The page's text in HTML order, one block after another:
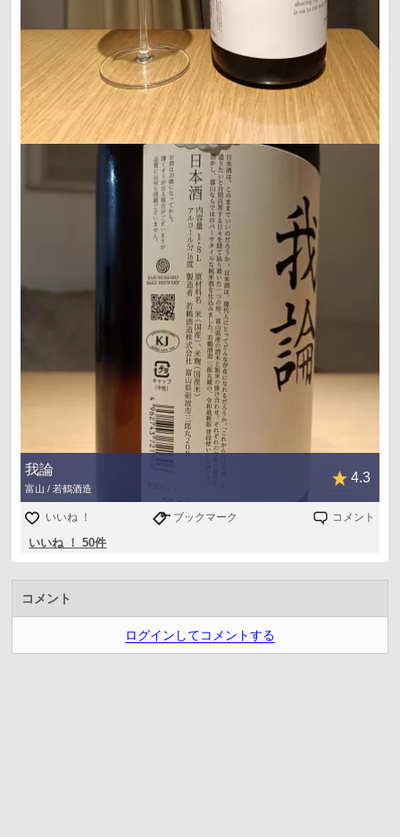
我論
富山 / 若鶴酒造
4.3
いいね ！ ブックマーク コメント
いいね ！ 50件
コメント
ログインしてコメントする